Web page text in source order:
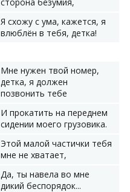
Я схожу с ума, кажется, я
влюблён в тебя, детка!
Мне нужен твой номер,
детка, я должен
позвонить тебе
И прокатить на переднем
сидении моего грузовика.
Этой малой частички тебя
мне не хватает,
Да, ты навела во мне
дикий беспорядок...